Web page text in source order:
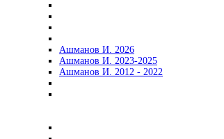
Ашманов И. 2026
Ашманов И. 2023-2025
Ашманов И. 2012 - 2022